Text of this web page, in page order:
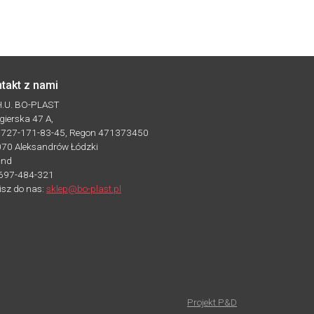
z nami
BO-PLAST
47 A,
727-171-83-45, Regon 471373450
Aleksandrów Łódzki
484-321
do nas: sklep@bo-plast.pl
Projekt P&D